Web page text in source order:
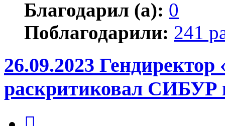
Благодарил (а): 0
Поблагодарили: 241
26.09.2023
раскритиковал СИБУР